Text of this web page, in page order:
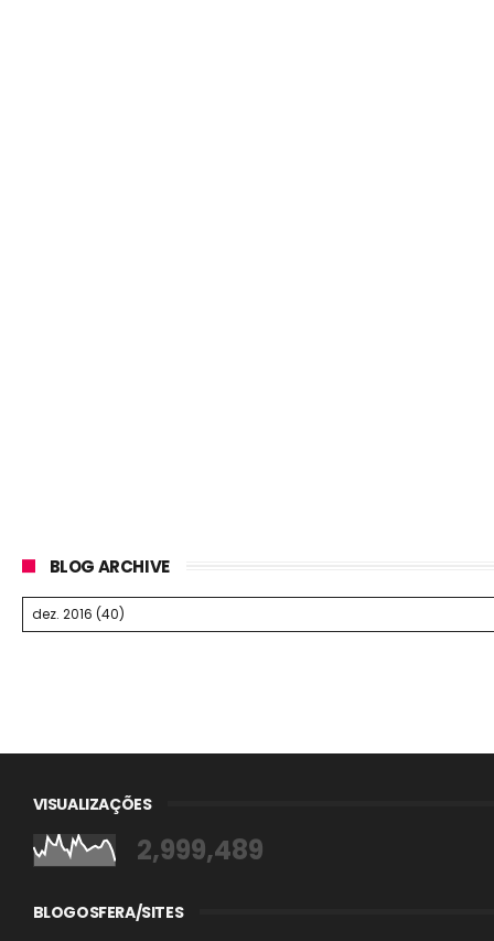
BLOG ARCHIVE
VISUALIZAÇÕES
2,999,489
BLOGOSFERA/SITES